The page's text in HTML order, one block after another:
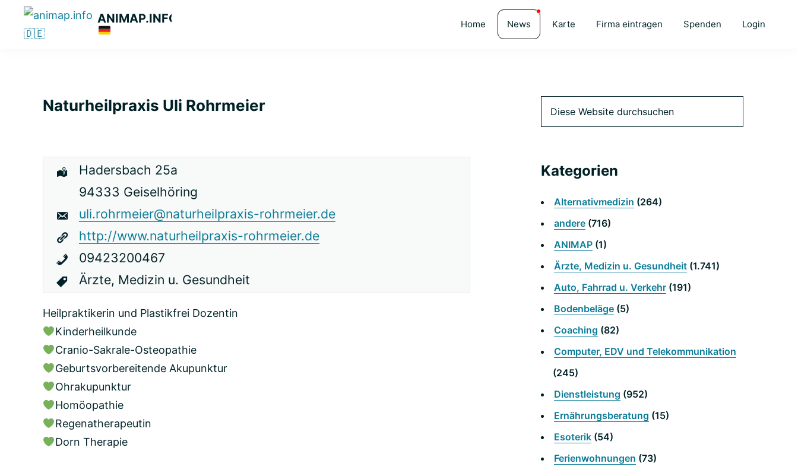
Hauptnavigation
Hauptinhalt
primären
ANIMAP.INFO
Das
Home News Karte Firma eintragen Spenden Login
Naturheilpraxis Uli Rohrmeier
Hadersbach 25a
94333 Geiselhöring
uli.rohrmeier@naturheilpraxis-rohrmeier.de
http://www.naturheilpraxis-rohrmeier.de
09423200467
Ärzte, Medizin u. Gesundheit
Heilpraktikerin und Plastikfrei Dozentin
Kinderheilkunde
Cranio-Sakrale-Osteopathie
Geburtsvorbereitende Akupunktur
Ohrakupunktur
Homöopathie
Regenatherapeutin
Dorn Therapie
Primäre
Website
Kategorien
Alternativmedizin (264)
andere (716)
ANIMAP (1)
Ärzte, Medizin u. Gesundheit (1.741)
Auto, Fahrrad u. Verkehr (191)
Bodenbeläge (5)
Coaching (82)
Computer, EDV und Telekommunikation
(245)
Dienstleistung (952)
Ernährungsberatung (15)
Esoterik (54)
Ferienwohnungen (73)